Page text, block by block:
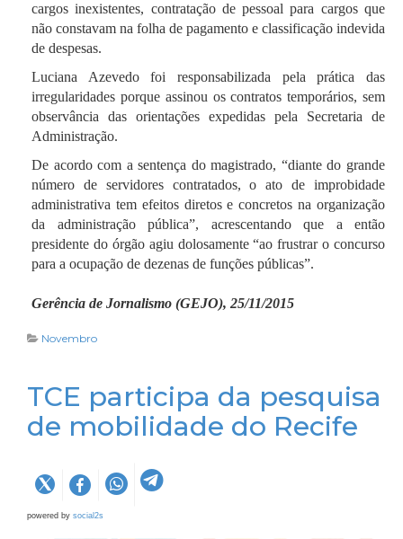
cargos inexistentes, contratação de pessoal para cargos que
não constavam na folha de pagamento e classificação indevida
de despesas.
Luciana Azevedo foi responsabilizada pela prática das
irregularidades porque assinou os contratos temporários, sem
observância das orientações expedidas pela Secretaria de
Administração.
De acordo com a sentença do magistrado, “diante do grande
número de servidores contratados, o ato de improbidade
administrativa tem efeitos diretos e concretos na organização
da administração pública”, acrescentando que a então
presidente do órgão agiu dolosamente “ao frustrar o concurso
para a ocupação de dezenas de funções públicas”.
Gerência de Jornalismo (GEJO), 25/11/2015
Novembro
TCE participa da pesquisa
de mobilidade do Recife
powered by social2s